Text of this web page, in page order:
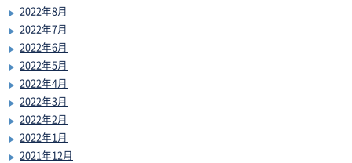
2022年8月
2022年7月
2022年6月
2022年5月
2022年4月
2022年3月
2022年2月
2022年1月
2021年12月